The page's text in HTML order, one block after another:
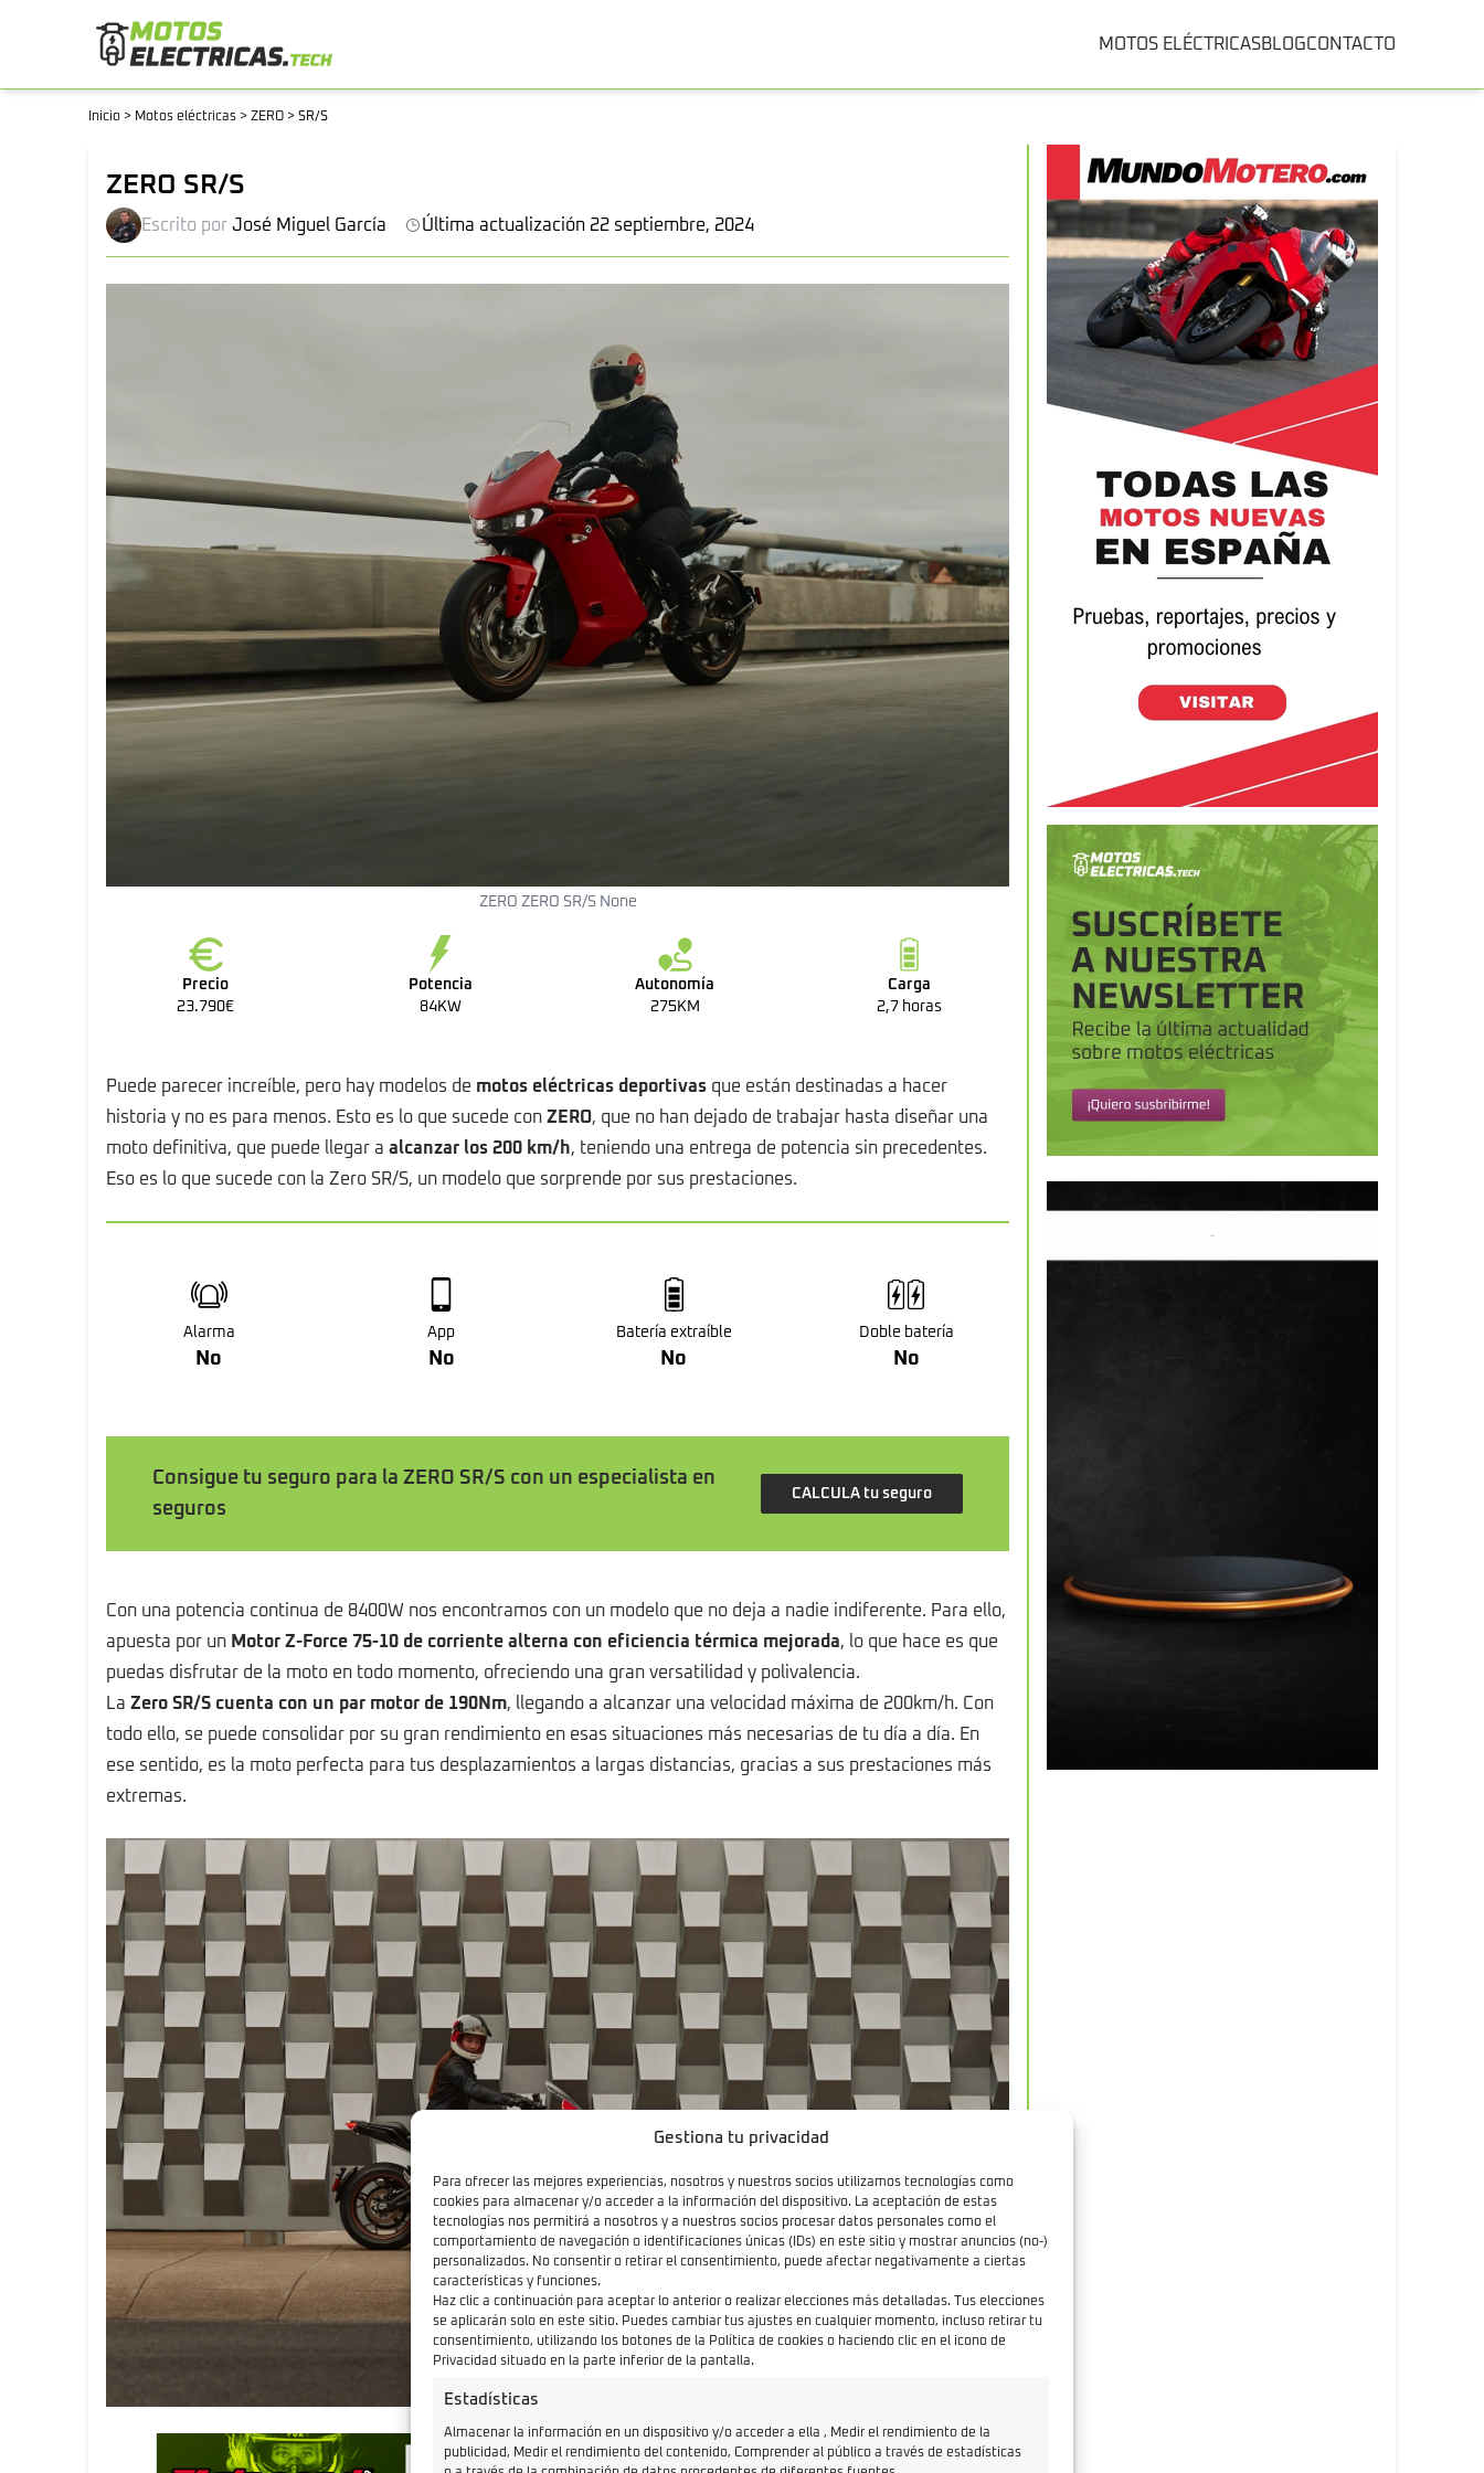
Gestiona tu privacidad
Para ofrecer las mejores experiencias, nosotros y nuestros socios utilizamos tecnologías como
cookies para almacenar y/o acceder a la información del dispositivo. La aceptación de estas
tecnologías nos permitirá a nosotros y a nuestros socios procesar datos personales como el
comportamiento de navegación o identificaciones únicas (IDs) en este sitio y mostrar anuncios (no-)
personalizados. No consentir o retirar el consentimiento, puede afectar negativamente a ciertas
características y funciones.
Haz clic a continuación para aceptar lo anterior o realizar elecciones más detalladas. Tus elecciones
se aplicarán solo en este sitio. Puedes cambiar tus ajustes en cualquier momento, incluso retirar tu
consentimiento, utilizando los botones de la Política de cookies o haciendo clic en el icono de
Privacidad situado en la parte inferior de la pantalla.
Estadísticas
Almacenar la información en un dispositivo y/o acceder a ella , Medir el rendimiento de la
publicidad, Medir el rendimiento del contenido, Comprender al público a través de estadísticas
MOTOS ELÉCTRICASBLOGCONTACTO
Inicio > Motos eléctricas > ZERO > SR/S
ZERO SR/S
Escrito por José Miguel García Última actualización 22 septiembre, 2024
ZERO ZERO SR/S None
Precio
23.790€
Potencia
84KW
Autonomía
275KM
Carga
2,7 horas
Puede parecer increíble, pero hay modelos de motos eléctricas deportivas que están destinadas a hacer
historia y no es para menos. Esto es lo que sucede con ZERO, que no han dejado de trabajar hasta diseñar una
moto definitiva, que puede llegar a alcanzar los 200 km/h, teniendo una entrega de potencia sin precedentes.
Eso es lo que sucede con la Zero SR/S, un modelo que sorprende por sus prestaciones.
Alarma
No
App
No
Batería extraíble
No
Doble batería
No
Consigue tu seguro para la ZERO SR/S con un especialista en
seguros
CALCULA tu seguro
Con una potencia continua de 8400W nos encontramos con un modelo que no deja a nadie indiferente. Para ello,
apuesta por un Motor Z-Force 75-10 de corriente alterna con eficiencia térmica mejorada, lo que hace es que
puedas disfrutar de la moto en todo momento, ofreciendo una gran versatilidad y polivalencia.
La Zero SR/S cuenta con un par motor de 190Nm, llegando a alcanzar una velocidad máxima de 200km/h. Con
todo ello, se puede consolidar por su gran rendimiento en esas situaciones más necesarias de tu día a día. En
ese sentido, es la moto perfecta para tus desplazamientos a largas distancias, gracias a sus prestaciones más
extremas.